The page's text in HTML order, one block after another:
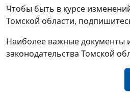
Чтобы быть в курсе
Томской области,
Наиболее важные документы
законодательства Томской